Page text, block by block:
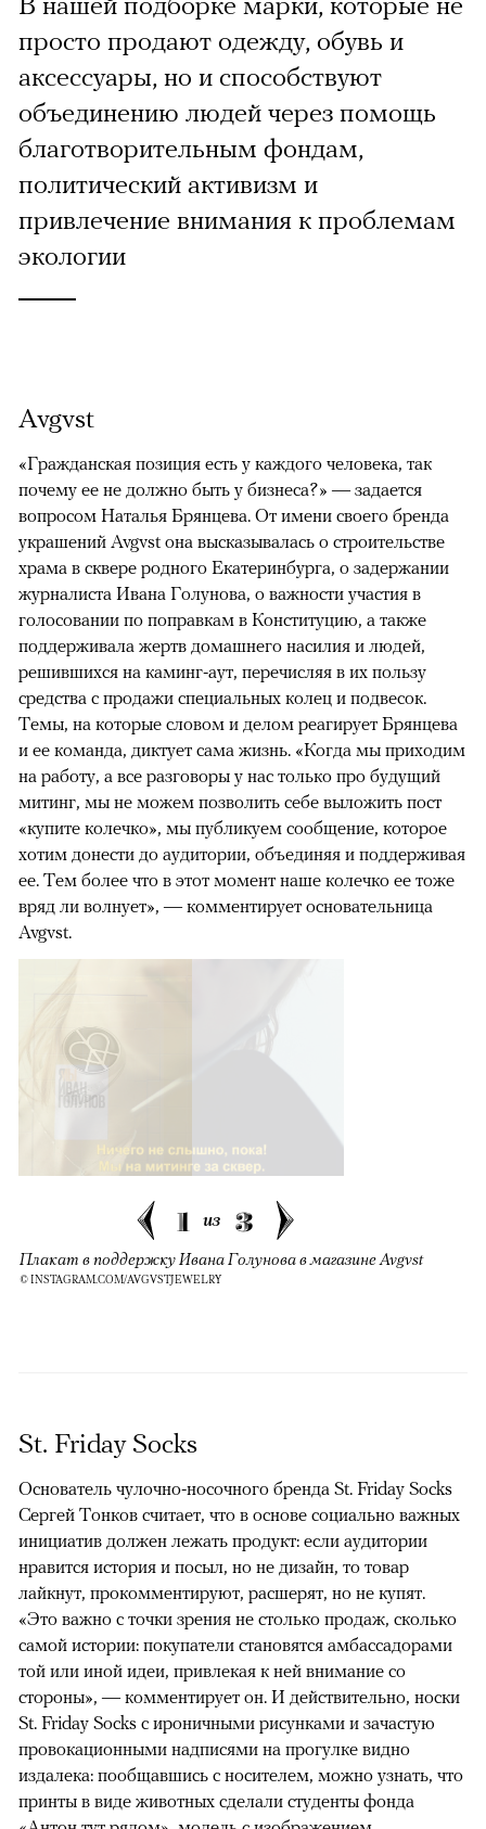
просто продают одежду, обувь и
аксессуары, но и способствуют
объединению людей через помощь
благотворительным фондам,
политический активизм и
привлечение внимания к проблемам
экологии
Avgvst
«Гражданская позиция есть у каждого человека, так
почему ее не должно быть у бизнеса?» — задается
вопросом Наталья Брянцева. От имени своего бренда
украшений Avgvst она высказывалась о строительстве
храма в сквере родного Екатеринбурга, о задержании
журналиста Ивана Голунова, о важности участия в
голосовании по поправкам в Конституцию, а также
поддерживала жертв домашнего насилия и людей,
решившихся на каминг-аут, перечисляя в их пользу
средства с продажи специальных колец и подвесок.
Темы, на которые словом и делом реагирует Брянцева
и ее команда, диктует сама жизнь. «Когда мы приходим
на работу, а все разговоры у нас только про будущий
митинг, мы не можем позволить себе выложить пост
«купите колечко», мы публикуем сообщение, которое
хотим донести до аудитории, объединяя и поддерживая
ее. Тем более что в этот момент наше колечко ее тоже
вряд ли волнует», — комментирует основательница
Avgvst.
1 из 3
Плакат в поддержку Ивана Голунова в магазине Avgvst
© INSTAGRAM.COM/AVGVSTJEWELRY
St. Friday Socks
Основатель чулочно-носочного бренда St. Friday Socks
Сергей Тонков считает, что в основе социально важных
инициатив должен лежать продукт: если аудитории
нравится история и посыл, но не дизайн, то товар
лайкнут, прокомментируют, расшерят, но не купят.
«Это важно с точки зрения не столько продаж, сколько
самой истории: покупатели становятся амбассадорами
той или иной идеи, привлекая к ней внимание со
стороны», — комментирует он. И действительно, носки
St. Friday Socks с ироничными рисунками и зачастую
провокационными надписями на прогулке видно
издалека: пообщавшись с носителем, можно узнать, что
принты в виде животных сделали студенты фонда